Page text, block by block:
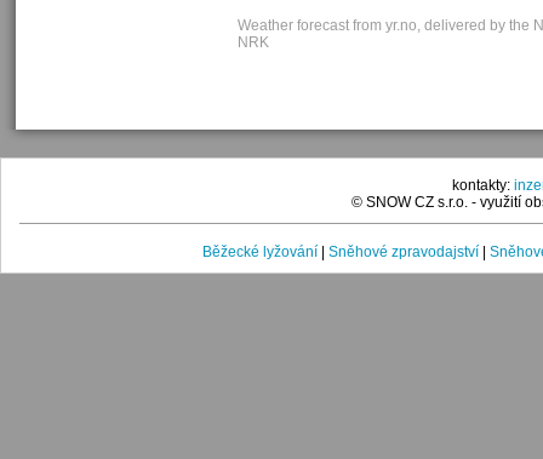
Weather forecast from yr.no, delivered by the
NRK
kontakty:
© SNOW CZ s.r.o. - využití
Běžecké lyžování Sněhové zpravodajství